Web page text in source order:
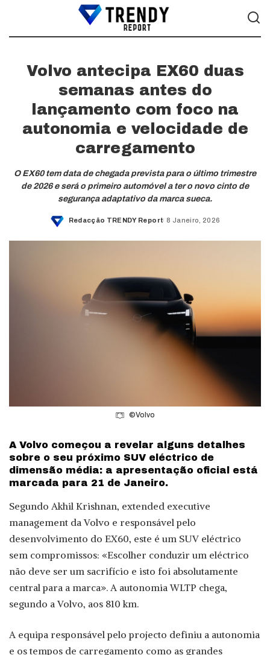
Volvo antecipa EX60 duas
semanas antes do
lançamento com foco na
autonomia e velocidade de
carregamento
O EX60 tem data de chegada prevista para o último trimestre
de 2026 e será o primeiro automóvel a ter o novo cinto de
segurança adaptativo da marca sueca.
Posted
Redacção TRENDY Report 8 Janeiro, 2026
©Volvo
A Volvo começou a revelar alguns detalhes
sobre o seu próximo SUV eléctrico de
dimensão média: a apresentação oficial está
marcada para 21 de Janeiro.
Segundo Akhil Krishnan, extended executive
management da Volvo e responsável pelo
desenvolvimento do EX60, este é um SUV eléctrico
sem compromissos: «Escolher conduzir um eléctrico
não deve ser um sacrifício e isto foi absolutamente
central para a marca». A autonomia WLTP chega,
segundo a Volvo, aos 810 km.
A equipa responsável pelo projecto definiu a autonomia
e os tempos de carregamento como as grandes